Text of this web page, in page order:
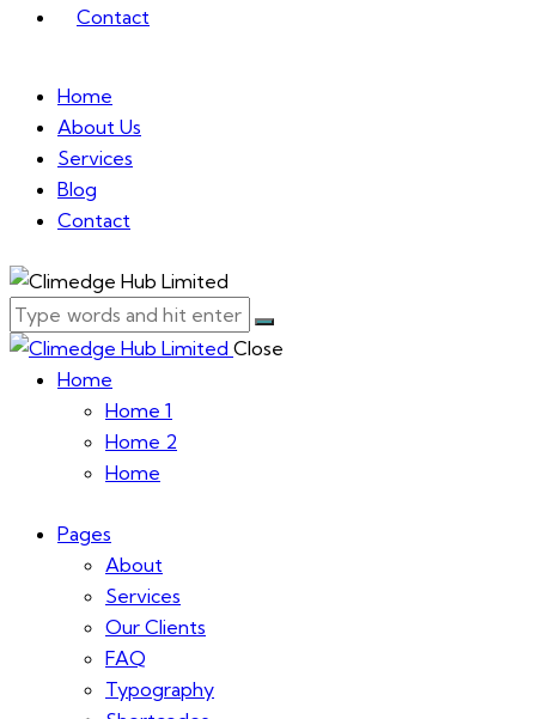
Contact
Home
About Us
Services
Blog
Contact
Close
Home
Home 1
Home 2
Home
Pages
About
Services
Our Clients
FAQ
Typography